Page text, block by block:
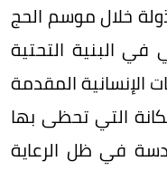
خلال موسم الحج
البنية التحتية
الإنسانية المقدمة
التي تحظى بها
في ظل الرعاية